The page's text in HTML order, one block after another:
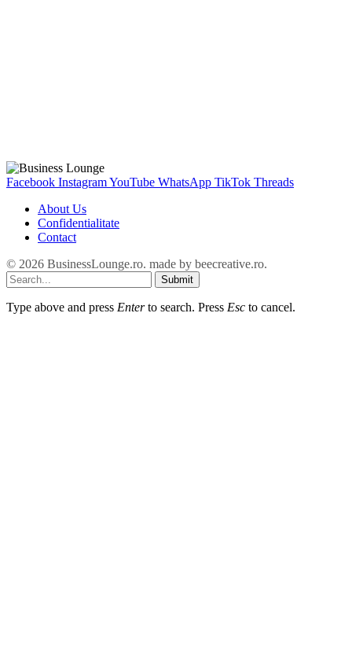
Facebook InstagramYouTube WhatsApp TikTok Threads
About Us
Confidentialitate
Contact
© 2026 BusinessLounge.ro. made by beecreative.ro.
Submit
Type above and press Enterto search. Press Esc to cancel.